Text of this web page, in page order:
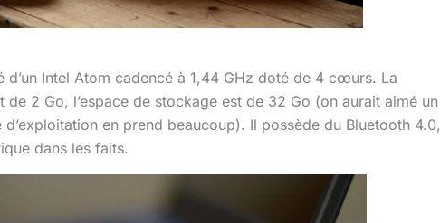
d’un Intel Atom cadencé à 1,44 GHz doté de 4 cœurs. La
de 2 Go, l’espace de stockage est de 32 Go (on aurait aimé un
en prend beaucoup). Il possède du Bluetooth 4.0,
dans les faits.